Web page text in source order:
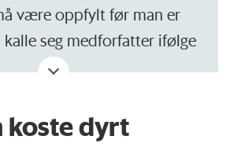
være oppfylt før man er
seg medforfatter ifølge
Vancouver-
koste dyrt